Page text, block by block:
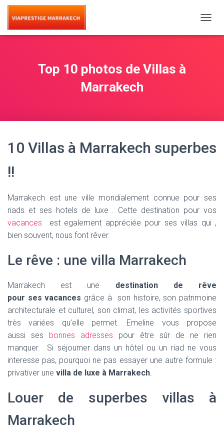
O
G
I
Top 10 photos de Villas à
Marrakech
10 Villas à Marrakech superbes
!!
Marrakech est une ville mondialement connue pour ses
riads et ses hotels de luxe . Cette destination pour vos
vacances
est egalement appréciée pour ses villas qui ,
bien souvent, nous font rêver.
Le rêve : une villa Marrakech
Marrakech est une destination de rêve
pour ses vacances grâce à son histoire, son patrimoine
architecturale et culturel, son climat, les activités sportives
très variées qu’elle permet. Emeline vous propose
aussi ses bonnes adresses pour être sûr de ne rien
manquer. Si séjourner dans un hôtel ou un riad ne vous
interesse pas, pourquoi ne pas essayer une autre formule :
privativer une villa de luxe à Marrakech.
Louer de superbes villas à
Marrakech